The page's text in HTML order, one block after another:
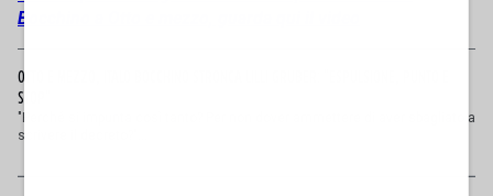
Bocchino a Otto e mezzo, guarda qui il video
OTTO E MEZZO, ITALO BOCCHINO STRONCA LILLI GRUBER: "ESPULSIONE, PUNTO E
STOP"
"Perché si impunta così tanto? Per non dover ammettere di aver sbagliato a
scrivere il decreto?"...